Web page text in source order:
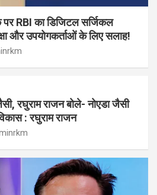
RBI का डिजिटल सर्जिकल
और उपयोगकर्ताओं के लिए सलाह!
रघुराम राजन बोले- नोएडा जैसी
: रघुराम राजन